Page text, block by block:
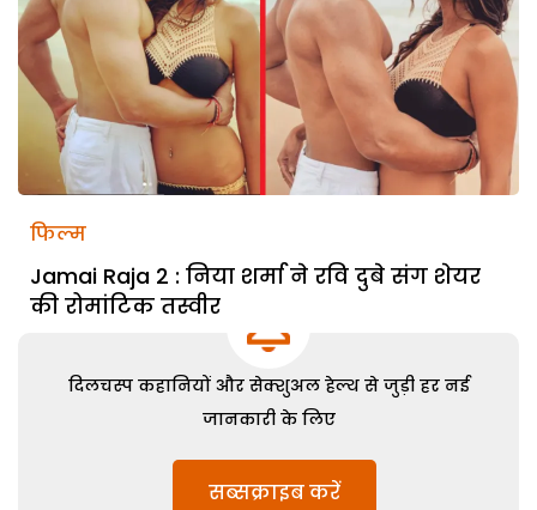
फिल्म
Jamai Raja 2 : निया शर्मा ने रवि दुबे संग शेयर
की रोमांटिक तस्वीर
दिलचस्प कहानियों और सेक्शुअल हेल्थ से जुड़ी हर नई
जानकारी के लिए
सब्सक्राइब करें